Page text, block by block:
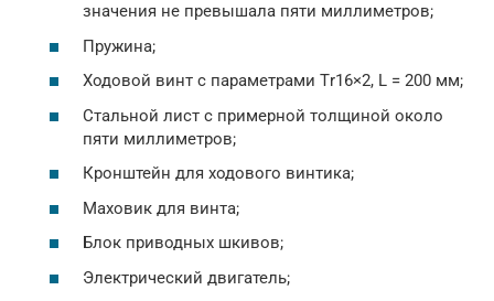
значения не превышала пяти миллиметров;
Пружина;
Ходовой винт с параметрами Тr16×2, L = 200 мм;
Стальной лист с примерной толщиной около
пяти миллиметров;
Кронштейн для ходового винтика;
Маховик для винта;
Блок приводных шкивов;
Электрический двигатель;